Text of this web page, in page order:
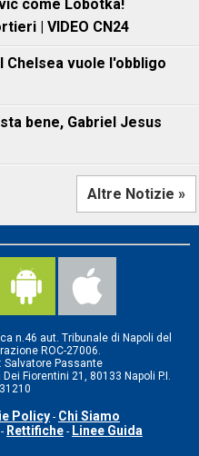
come Lobotka!
| VIDEO CN24
Chelsea vuole l'obbligo
bene, Gabriel Jesus
Altre Notizie »
n.46 aut. Tribunale di Napoli del
ROC-27006.
Salvatore Passante
Fiorentini 21, 80133 Napoli P.I.
Policy - Chi Siamo
- Rettifiche - Linee Guida